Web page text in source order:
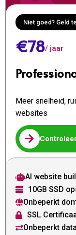
Niet goed? Geld
€78/ jaar
Meer snelheid,
websites

AI website
 10GB SSD
Onbeperkt
 SSL
Onbeperkt